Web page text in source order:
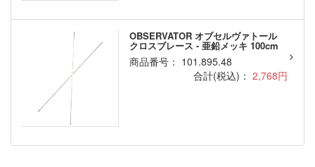
OBSERVATOR オブセルヴァトール
クロスブレース - 亜鉛メッキ 100cm
商品番号： 101.895.48
合計(税込)： 2,768円